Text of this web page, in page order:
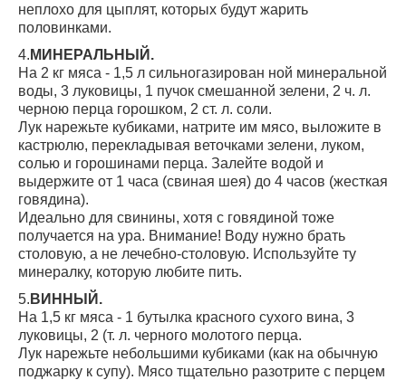
неплохо для цыплят, которых будут жарить
половинками.
4. МИНЕРАЛЬНЫЙ.
На 2 кг мяса - 1,5 л сильногазирован ной минеральной
воды, 3 луковицы, 1 пучок смешанной зелени, 2 ч. л.
черною перца горошком, 2 ст. л. соли.
Лук нарежьте кубиками, натрите им мясо, выложите в
кастрюлю, перекладывая веточками зелени, луком,
солью и горошинами перца. Залейте водой и
выдержите от 1 часа (свиная шея) до 4 часов (жесткая
говядина).
Идеально для свинины, хотя с говядиной тоже
получается на ура. Внимание! Воду нужно брать
столовую, а не лечебно-столовую. Используйте ту
минералку, которую любите пить.
5. ВИННЫЙ.
На 1,5 кг мяса - 1 бутылка красного сухого вина, 3
луковицы, 2 (т. л. черного молотого перца.
Лук нарежьте небольшими кубиками (как на обычную
поджарку к супу). Мясо тщательно разотрите с перцем